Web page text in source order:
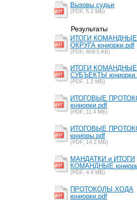
Вызовы судьи
(PDF, 5.2 MБ)
Результаты
ИТОГИ КОМАНДНЫЕ
ОКРУГА юниорки.pdf
(PDF, 809.5 KБ)
ИТОГИ КОМАНДНЫЕ
СУБЪЕКТЫ
(PDF, 1.2 MБ)
ИТОГОВЫЕ
юниорки.pdf
(PDF, 11.4 MБ)
ИТОГОВЫЕ
юниоры.pdf
(PDF, 14.2 MБ)
МАНДАТКИ и ИТОГИ
КОМАНДНЫЕ
(PDF, 4.4 MБ)
ПРОТОКОЛЫ ХОДА
юниорки.pdf